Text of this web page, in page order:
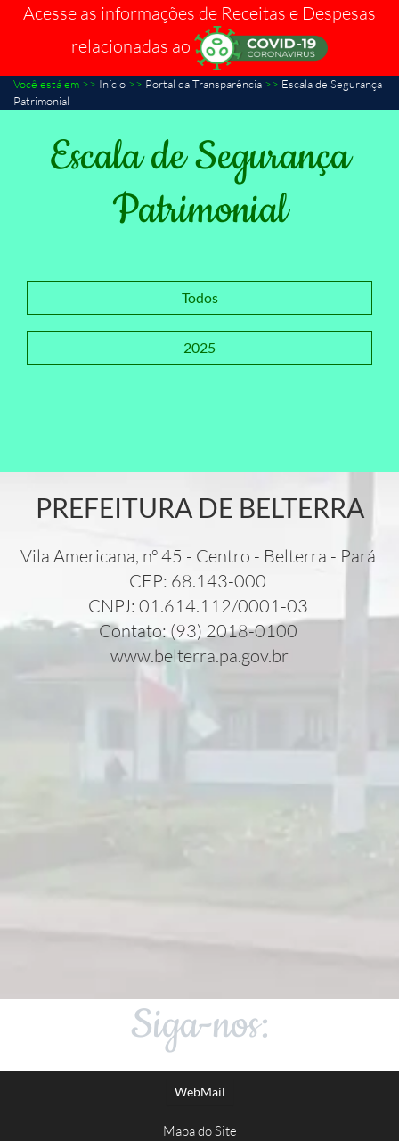
Acesse as informações de Receitas e Despesas
relacionadas ao
Você está em >> Início >> Portal da Transparência >> Escala de Segurança
Patrimonial
Escala de Segurança
Patrimonial
Todos
2025
PREFEITURA DE BELTERRA
Vila Americana, nº 45 - Centro - Belterra - Pará
CEP: 68.143-000
CNPJ: 01.614.112/0001-03
Contato: (93) 2018-0100
www.belterra.pa.gov.br
Siga-nos:
WebMail
Mapa do Site